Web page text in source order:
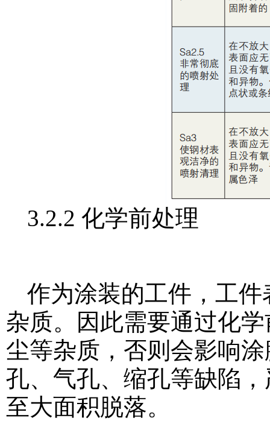
3.2.2 化学前处理
作为涂装的工件，工
杂质。因此需要通过化
尘等杂质，否则会影响
孔、气孔、缩孔等缺陷
至大面积脱落。